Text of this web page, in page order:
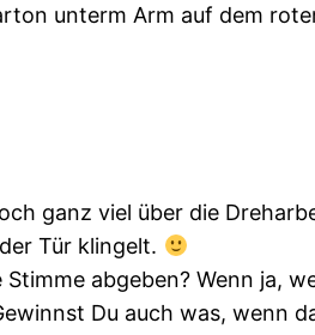
unterm Arm auf dem
ganz viel über die
Tür klingelt.
abgeben? Wenn ja,
Du auch was, wenn